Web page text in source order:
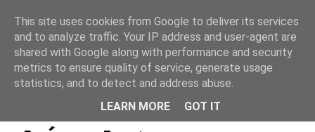
Rússia Sergey Lazarev
This site uses cookies from Google to deliver its services
and to analyze traffic. Your IP address and user-agent are
shared with Google along with performance and security
metrics to ensure quality of service, generate usage
statistics, and to detect and address abuse.
LEARN MORE
GOT IT